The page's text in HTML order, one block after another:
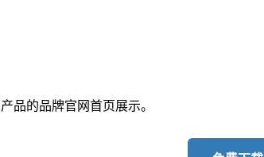
品的品牌官网首页展示。